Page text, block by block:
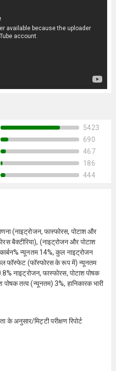
5423
690
467
186
444
(नाइट्रोजन, फास्फोरस, पोटाश और
बैक्टीरिया), (नाइट्रोजन और पोटाश
न्यूनतम 14%, कुल नाइट्रोजन
फॉस्फेट (फॉस्फोरस के रूप में) न्यूनतम
नाइट्रोजन, फास्फोरस, पोटाश पोषक
तत्व (न्यूनतम) 3%, हानिकारक भारी
मिट्टी परीक्षण रिपोर्ट